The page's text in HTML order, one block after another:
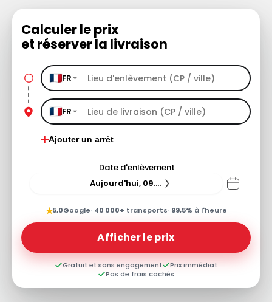
Calculer le prix
et réserver la livraison
FR
FR
Ajouter un arrêt
Date d'enlèvement
Aujourd'hui, 09.08.26
★5,0Google· 40 000+ transports· 99,5% à l'heure
Afficher le prix
Gratuit et sans engagement
Prix immédiat
Pas de frais cachés